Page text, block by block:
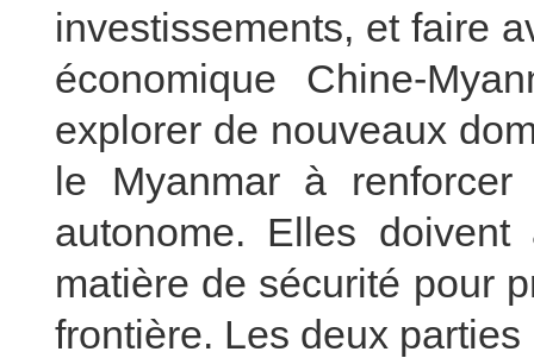
investissements, et faire
économique Chine-
explorer de nouveaux
le Myanmar à
autonome. Elles
matière de sécurité pour
frontière. Les deux